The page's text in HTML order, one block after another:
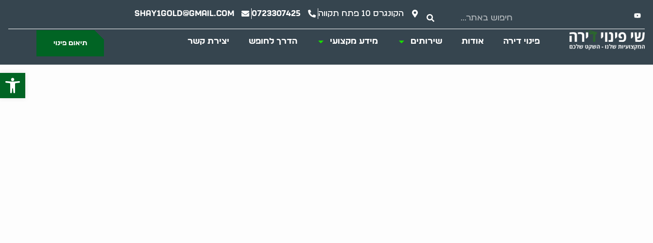
פתח
הקונגרס 10 פתח תקווה 0723307425
Shay1gold@gmail.com
פינוי דירה אודות שירותים מידע מקצועי הדרך לחופש יצירת קשר תיאום פינוי